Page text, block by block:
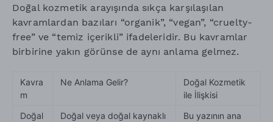
Doğal kozmetik arayışında sıkça karşılaşılan
kavramlardan bazıları “organik”, “vegan”, “cruelty-
free” ve “temiz içerikli” ifadeleridir. Bu kavramlar
birbirine yakın görünse de aynı anlama gelmez.
Kavra
m
Ne Anlama Gelir?
Doğal Kozmetik
ile İlişkisi
Doğal
Doğal veya doğal kaynaklı
Bu yazının ana